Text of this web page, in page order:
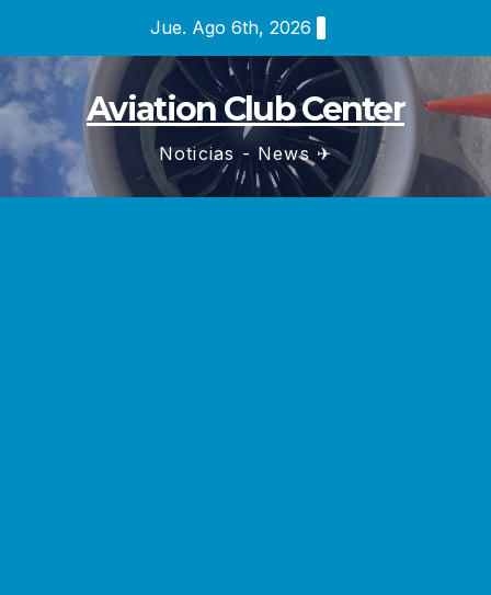
contenido
Jue. Ago 6th, 2026
Aviation Club Center
Noticias - News ✈